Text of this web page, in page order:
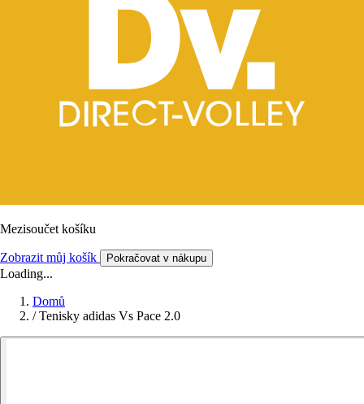
Mezisoučet košíku
Zobrazit můj košík Pokračovat v nákupu
Loading...
Domů
/ Tenisky adidas Vs Pace 2.0